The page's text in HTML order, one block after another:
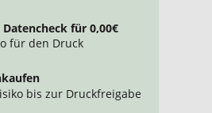
für 0,00€
für den Druck
bis zur Druckfreigabe